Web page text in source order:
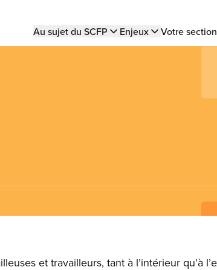
Main
Au sujet du SCFP Enjeux Votre
et travailleurs, tant à l’intérieur qu’à